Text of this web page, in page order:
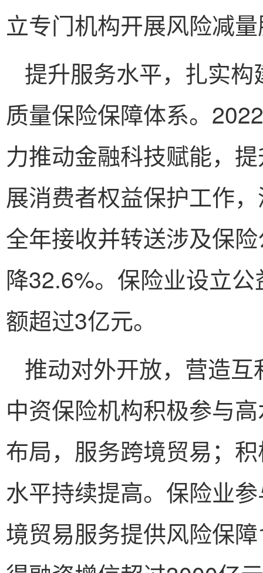
立专门机构开展风险减
提升服务水平，扎实
质量保险保障体系。
力推动金融科技赋能，
展消费者权益保护工作
全年接收并转送涉及保
降32.6%。保险业设立
额超过3亿元。
推动对外开放，营造
中资保险机构积极参与
布局，服务跨境贸易；
水平持续提高。保险业
境贸易服务提供风险保